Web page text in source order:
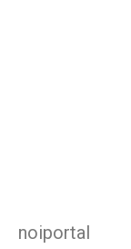
noiportal